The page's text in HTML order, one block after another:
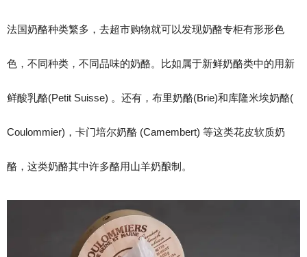
法国奶酪种类繁多，去超市购物就可以发现奶酪专柜有形形色
色，不同种类，不同品味的奶酪。比如属于新鲜奶酪类中的用新
鲜酸乳酪(Petit Suisse) 。还有，布里奶酪(Brie)和库隆米埃奶酪(
Coulommier)，卡门培尔奶酪 (Camembert) 等这类花皮软质奶
酪，这类奶酪其中许多酪用山羊奶酿制。